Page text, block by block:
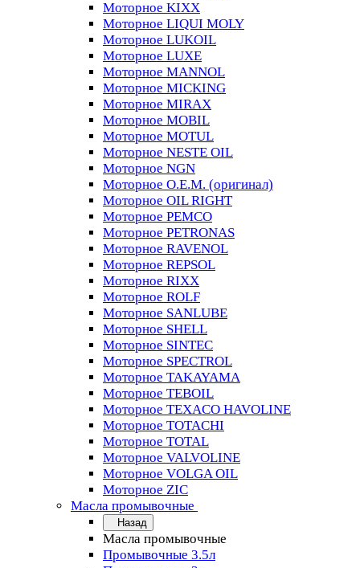
Моторное KIXX
Моторное LIQUI MOLY
Моторное LUKOIL
Моторное LUXE
Моторное MANNOL
Моторное MICKING
Моторное MIRAX
Моторное MOBIL
Моторное MOTUL
Моторное NESTE OIL
Моторное NGN
Моторное O.E.M. (оригинал)
Моторное OIL RIGHT
Моторное PEMCO
Моторное PETRONAS
Моторное RAVENOL
Моторное REPSOL
Моторное RIXX
Моторное ROLF
Моторное SANLUBE
Моторное SHELL
Моторное SINTEC
Моторное SPECTROL
Моторное TAKAYAMA
Моторное TEBOIL
Моторное TEXACO HAVOLINE
Моторное TOTACHI
Моторное TOTAL
Моторное VALVOLINE
Моторное VOLGA OIL
Моторное ZIC
Масла промывочные
Назад
Масла промывочные
Промывочные 3.5л